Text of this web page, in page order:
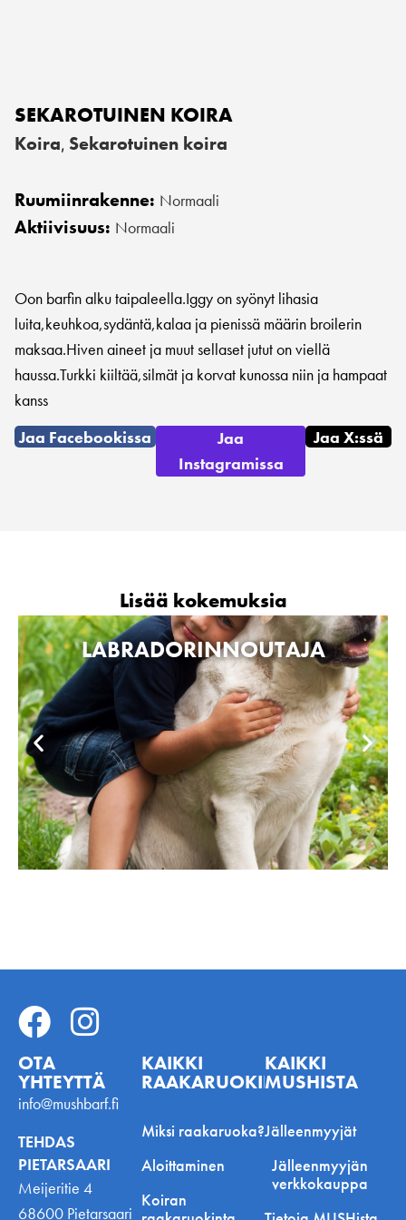
SEKAROTUINEN KOIRA
Koira, Sekarotuinen koira
Ruumiinrakenne: Normaali
Aktiivisuus: Normaali
Oon barfin alku taipaleella.Iggy on syönyt lihasia
luita,keuhkoa,sydäntä,kalaa ja pienissä määrin broilerin
maksaa.Hiven aineet ja muut sellaset jutut on viellä
haussa.Turkki kiiltää,silmät ja korvat kunossa niin ja hampaat
kanss
Jaa Facebookissa
Jaa
Instagramissa
Jaa X:ssä
Lisää kokemuksia
LABRADORINNOUTAJA
OTA
YHTEYTTÄ
info@mushbarf.fi
TEHDAS
PIETARSAARI
Meijeritie 4
68600 Pietarsaari
KAIKKI
RAAKARUOKINNASTA
Miksi raakaruoka?
Aloittaminen
Koiran
KAIKKI
MUSHISTA
Jälleenmyyjät
Jälleenmyyjän
verkkokauppa